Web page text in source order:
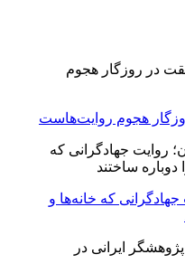
هجوم روایت‌هاست
جهادگرانی که خانه‌ها و